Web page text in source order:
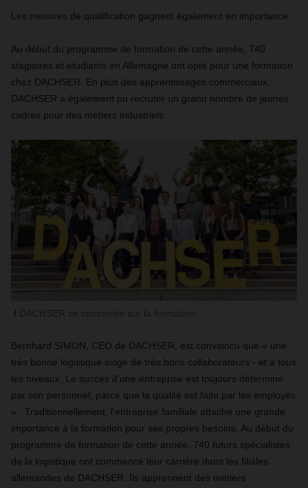
Les mesures de qualification gagnent également en importance.
Au début du programme de formation de cette année, 740
stagiaires et étudiants en Allemagne ont opté pour une formation
chez DACHSER. En plus des apprentissages commerciaux,
DACHSER a également pu recruter un grand nombre de jeunes
cadres pour des métiers industriels.
Bernhard SIMON, CEO de DACHSER, est convaincu que « une
très bonne logistique exige de très bons collaborateurs - et à tous
les niveaux. Le succès d'une entreprise est toujours déterminé
par son personnel, parce que la qualité est faite par les employés
» . Traditionnellement, l'entreprise familiale attache une grande
importance à la formation pour ses propres besoins. Au début du
programme de formation de cette année, 740 futurs spécialistes
de la logistique ont commencé leur carrière dans les filiales
allemandes de DACHSER. Ils apprennent des métiers